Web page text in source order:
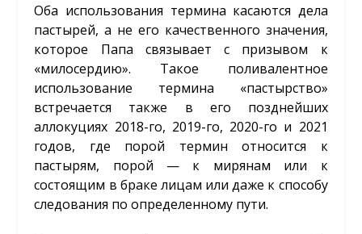
Оба использования термина касаются дела
пастырей, а не его качественного значения,
которое Папа связывает с призывом к
«милосердию». Такое поливалентное
использование термина «пастырство»
встречается также в его позднейших
аллокуциях 2018-го, 2019-го, 2020-го и 2021
годов, где порой термин относится к
пастырям, порой — к мирянам или к
состоящим в браке лицам или даже к способу
следования по определенному пути.